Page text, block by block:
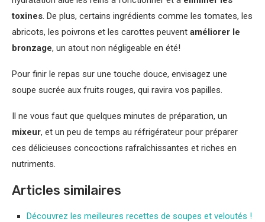
toxines. De plus, certains ingrédients comme les tomates, les
abricots, les poivrons et les carottes peuvent améliorer le
bronzage, un atout non négligeable en été!
Pour finir le repas sur une touche douce, envisagez une
soupe sucrée aux fruits rouges, qui ravira vos papilles.
Il ne vous faut que quelques minutes de préparation, un
mixeur, et un peu de temps au réfrigérateur pour préparer
ces délicieuses concoctions rafraîchissantes et riches en
nutriments.
Articles similaires
Découvrez les meilleures recettes de soupes et veloutés !